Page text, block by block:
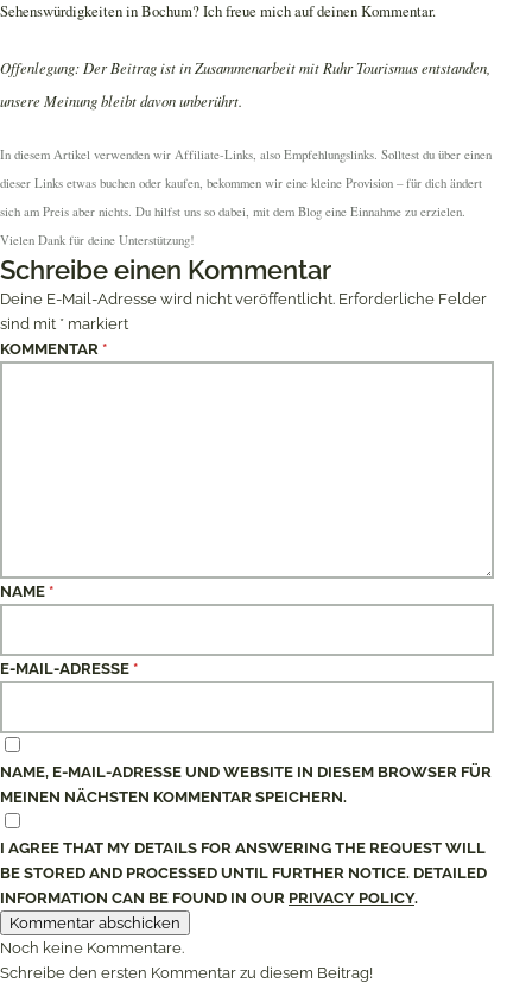
Sehenswürdigkeiten in Bochum? Ich freue mich auf deinen Kommentar.
Offenlegung: Der Beitrag ist in Zusammenarbeit mit Ruhr Tourismus entstanden,
unsere Meinung bleibt davon unberührt.
In diesem Artikel verwenden wir Affiliate-Links, also Empfehlungslinks. Solltest du über einen
dieser Links etwas buchen oder kaufen, bekommen wir eine kleine Provision – für dich ändert
sich am Preis aber nichts. Du hilfst uns so dabei, mit dem Blog eine Einnahme zu erzielen.
Vielen Dank für deine Unterstützung!
Schreibe einen Kommentar
Deine E-Mail-Adresse wird nicht veröffentlicht. Erforderliche Felder
sind mit * markiert
KOMMENTAR *
NAME *
E-MAIL-ADRESSE *
NAME, E-MAIL-ADRESSE UND WEBSITE IN DIESEM BROWSER FÜR
MEINEN NÄCHSTEN KOMMENTAR SPEICHERN.
I AGREE THAT MY DETAILS FOR ANSWERING THE REQUEST WILL
BE STORED AND PROCESSED UNTIL FURTHER NOTICE. DETAILED
INFORMATION CAN BE FOUND IN OUR PRIVACY POLICY.
Noch keine Kommentare.
Schreibe den ersten Kommentar zu diesem Beitrag!